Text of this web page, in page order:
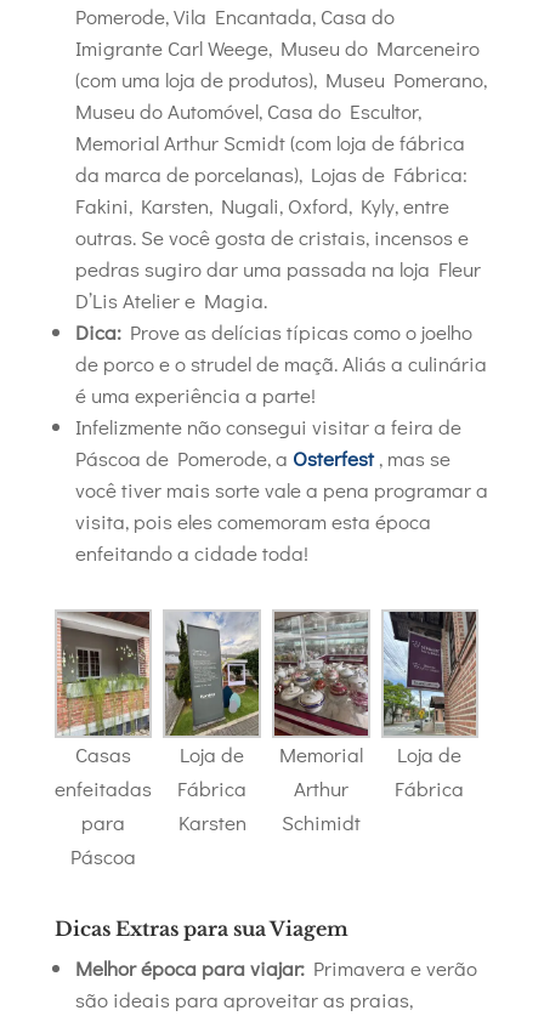
Pomerode, Vila Encantada, Casa do
Imigrante Carl Weege, Museu do Marceneiro
(com uma loja de produtos), Museu Pomerano,
Museu do Automóvel, Casa do Escultor,
Memorial Arthur Scmidt (com loja de fábrica
da marca de porcelanas), Lojas de Fábrica:
Fakini, Karsten, Nugali, Oxford, Kyly, entre
outras. Se você gosta de cristais, incensos e
pedras sugiro dar uma passada na loja Fleur
D’Lis Atelier e Magia.
Dica:Prove as delícias típicas como o joelho
de porco e o strudel de maçã. Aliás a culinária
é uma experiência a parte!
Infelizmente não consegui visitar a feira de
Páscoa de Pomerode, a Osterfest, mas se
você tiver mais sorte vale a pena programar a
visita, pois eles comemoram esta época
enfeitando a cidade toda!
Casas
enfeitadas
para
Páscoa
Loja de
Fábrica
Karsten
Memorial
Arthur
Schimidt
Loja de
Fábrica
Dicas Extras para sua Viagem
Melhor época para viajar:Primavera e verão
são ideais para aproveitar as praias,